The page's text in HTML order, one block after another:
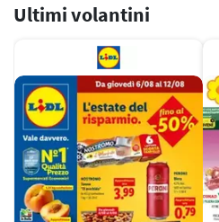
Ultimi volantini